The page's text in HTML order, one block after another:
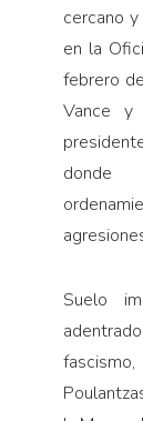
cercano
en la
febrero
Vance y
donde
Suelo